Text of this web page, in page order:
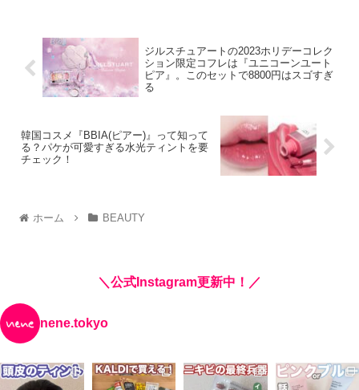
ジルスチュアートの2023ホリデーコレク
ション限定コフレは『ユニコーンユート
ピア』。このセットで8800円はスゴすぎ
る
韓国コスメ『BBIA(ピアー)』って知って
る？パケが可愛すぎる水光ティントを要
チェック！
ホーム BEAUTY
＼公式Instagram更新中！／
nene.tokyo